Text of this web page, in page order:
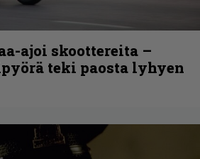
ajoi skoottereita –
teki paosta lyhyen